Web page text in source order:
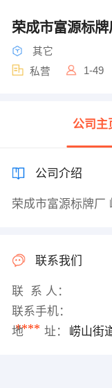
荣成市富源标牌
其它
私营
1-49
公司主
公司介绍
荣成市富源标牌厂
联系我们
联 系 人：
联系手机：
****
地 址： 崂山街